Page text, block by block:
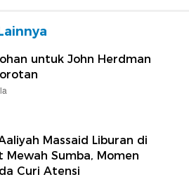
untuk John Herdman
Massaid Liburan di
Mewah Sumba, Momen
Curi Atensi